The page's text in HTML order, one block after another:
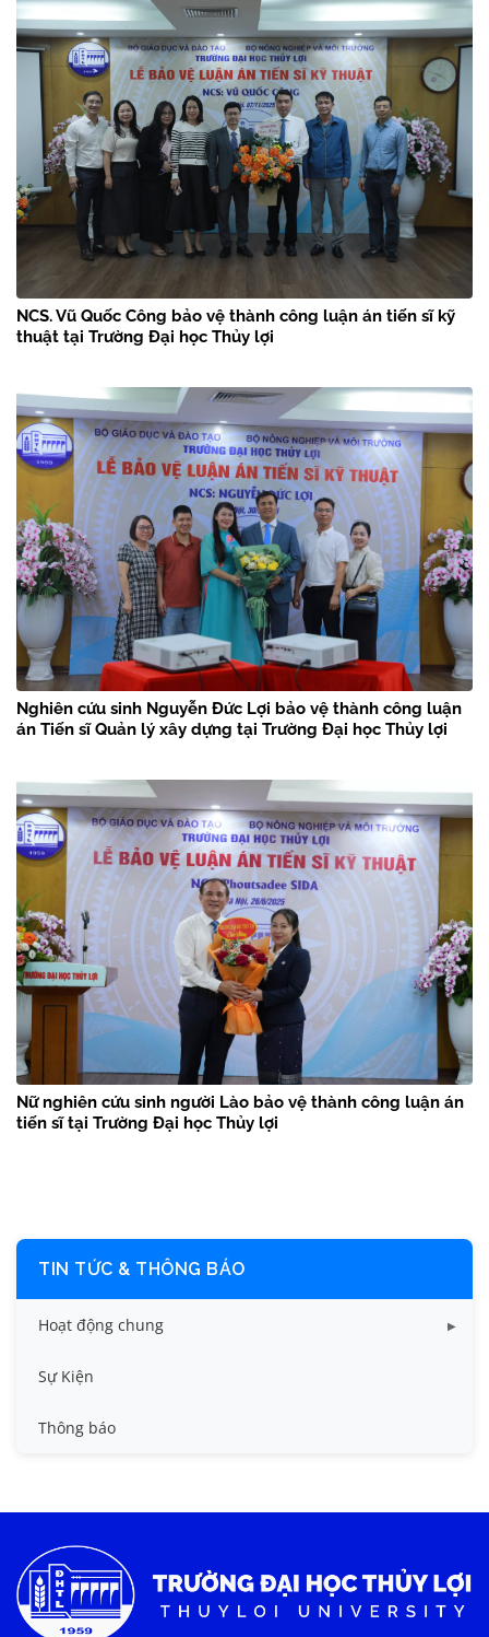
NCS. Vũ Quốc Công bảo vệ thành công luận án tiến sĩ kỹ
thuật tại Trường Đại học Thủy lợi
Nghiên cứu sinh Nguyễn Đức Lợi bảo vệ thành công luận
án Tiến sĩ Quản lý xây dựng tại Trường Đại học Thủy lợi
Nữ nghiên cứu sinh người Lào bảo vệ thành công luận án
tiến sĩ tại Trường Đại học Thủy lợi
TIN TỨC & THÔNG BÁO
Hoạt động chung
Tin công tác sinh viên
Tin đào tạo
Tin tức chung
Sự Kiện
Thông báo